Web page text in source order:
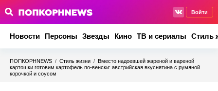
Войти
Новости Персоны Звезды Кино ТВ и сериалы Стиль
ПОПКОРНNEWS / Стиль жизни / Вместо надоевшей жареной и вареной
картошки готовим картофель по-венски: австрийская вкуснятина с румяной
корочкой и соусом